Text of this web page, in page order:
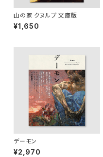
山の家 クヌルプ 文庫版
¥1,650
デーモン
¥2,970